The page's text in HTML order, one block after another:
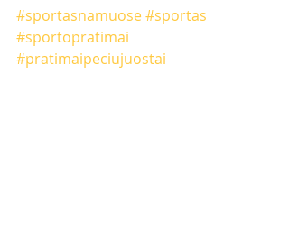
#sportasnamuose#sportas
#sportopratimai
#pratimaipeciujuostai